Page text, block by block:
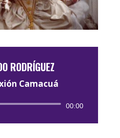
RODRÍGUEZ
Camacuá
Reproductor
00:00